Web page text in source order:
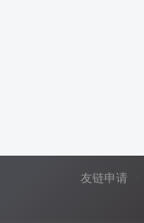
友链申请